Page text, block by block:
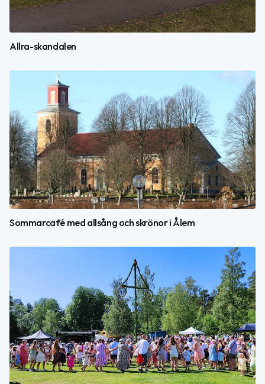
Allra-skandalen
Sommarcafé med allsång och skrönor i Ålem